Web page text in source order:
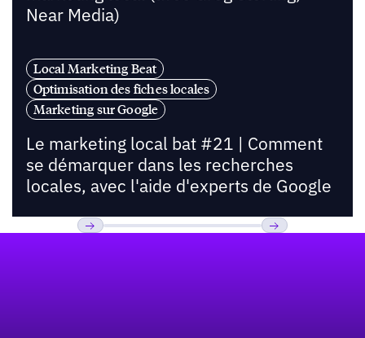
Near Media)
Local Marketing Beat
Optimisation des fiches locales
Marketing sur Google
Le marketing local bat #21 | Comment
se démarquer dans les recherches
locales, avec l'aide d'experts de Google